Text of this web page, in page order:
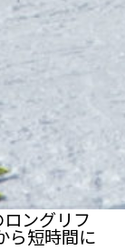
ングリフ
ら短時間に